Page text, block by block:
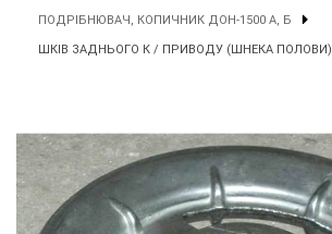
ПОДРІБНЮВАЧ, КОПИЧНИК ДОН-1500 А, Б
ШКІВ ЗАДНЬОГО К / ПРИВОДУ (ШНЕКА ПОЛОВИ)